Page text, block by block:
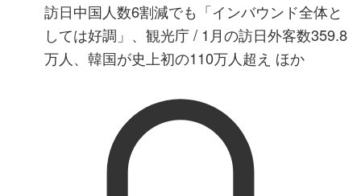
訪日中国人数6割減でも「インバウンド全体と
しては好調」、観光庁 / 1月の訪日外客数359.8
万人、韓国が史上初の110万人超え ほか